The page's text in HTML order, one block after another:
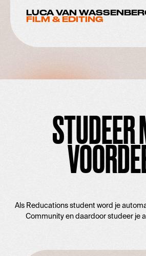
LUCA VAN
FILM & EDITING
STUDEER
Als Reducations student word je
Community en daardoor studeer je